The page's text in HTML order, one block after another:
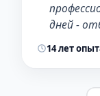
дней -
14 лет